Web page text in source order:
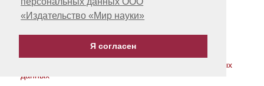
«Издательство «Мир науки»
Я согласен
На главную
Контакты, учредитель, редакция
Политика обработки, сбора и хранения персональных
данных